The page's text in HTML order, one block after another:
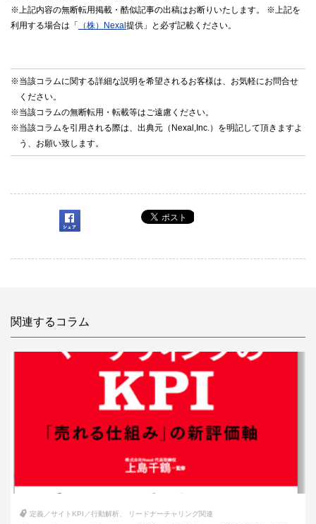
※上記内容の無断転用掲載・酷似記事の出稿はお断りいたします。 ※上記を
利用する場合は「
（株）Nexal 提供」と必ず記載ください。
※当該コラムに関する詳細な説明を希望されるお客様は、お気軽にお問合せ
ください。
※当該コラムの無断転用・転載等はご遠慮ください。
※当該コラムを引用される際は、出典元（Nexal,Inc.）を明記して頂きますよ
う、お願い致します。
関連するコラム
定義／サイトKPI／行動解析 リードナーチャリング関連